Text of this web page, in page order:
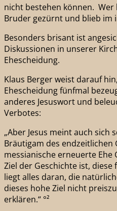
nicht bestehen können.
Bruder gezürnt und blieb im
Besonders brisant ist
Diskussionen in unserer
Ehescheidung.
Klaus Berger weist darauf
Ehescheidung fünfmal
anderes Jesuswort und
Verbotes:
„Aber Jesus meint auch sich
Bräutigam des endzeitlichen
messianische erneuerte Ehe
Ziel der Geschichte ist,
liegt alles daran, die
dieses hohe Ziel nicht
erklären.“ °²